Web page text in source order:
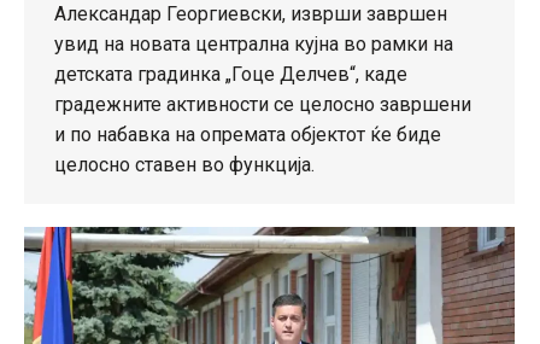
Александар Георгиевски, изврши завршен
увид на новата централна кујна во рамки на
детската градинка „Гоце Делчев“, каде
градежните активности се целосно завршени
и по набавка на опремата објектот ќе биде
целосно ставен во функција.